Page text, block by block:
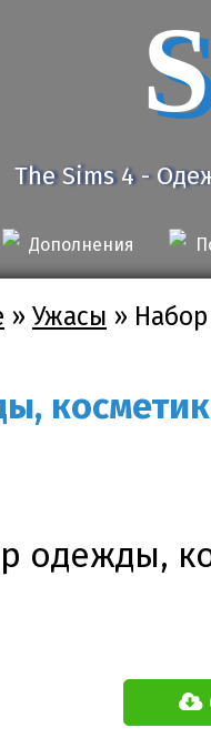
The Sims 4 -
Дополнения
» Ужасы »
одежды,